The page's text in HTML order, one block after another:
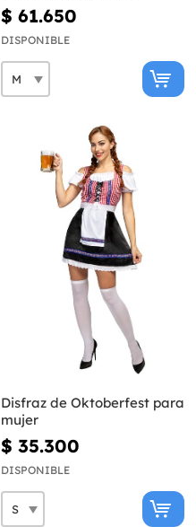
$ 61.650
DISPONIBLE
Disfraz de Oktoberfest para
mujer
$ 35.300
DISPONIBLE